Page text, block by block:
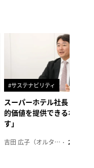
#サステナビリティ
スーパーホテル社長「地域
的価値を提供できるホテル
す」
吉田 広子（オルタナ輪番編集長） 2026年6